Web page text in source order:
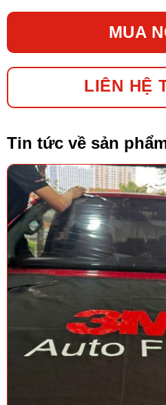
MUA
LIÊN HỆ
Tin tức về sản